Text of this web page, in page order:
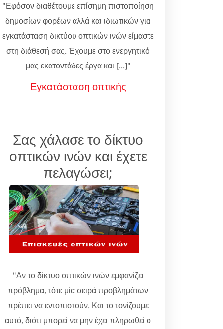
"Εφόσον διαθέτουμε επίσημη πιστοποίηση
δημοσίων φορέων αλλά και ιδιωτικών για
εγκατάσταση δικτύου οπτικών ινών είμαστε
στη διάθεσή σας. Έχουμε στο ενεργητικό
μας εκατοντάδες έργα και [...]"
Εγκατάσταση οπτικής
Σας χάλασε το δίκτυο
οπτικών ινών και έχετε
πελαγώσει;
"Αν το δίκτυο οπτικών ινών εμφανίζει
πρόβλημα, τότε μία σειρά προβλημάτων
πρέπει να εντοπιστούν. Και το τονίζουμε
αυτό, διότι μπορεί να μην έχει πληρωθεί ο